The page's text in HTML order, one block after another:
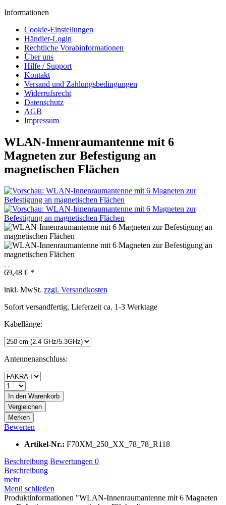
Informationen
Cookie-Einstellungen
Händler-Login
Rechtliche Vorabinformationen
Über uns
Hilfe / Support
Kontakt
Versand und Zahlungsbedingungen
Widerrufsrecht
Datenschutz
AGB
Impressum
WLAN-Innenraumantenne mit 6
Magneten zur Befestigung an
magnetischen Flächen
69,48 € *
inkl. MwSt. zzgl. Versandkosten
Sofort versandfertig, Lieferzeit ca. 1-3 Werktage
Kabellänge:
Antennenanschluss:
In den Warenkorb
Vergleichen
Merken
Bewerten
Artikel-Nr.: F70XM_250_XX_78_78_R118
Beschreibung Bewertungen 0
Beschreibung
mehr
Menü schließen
Produktinformationen "WLAN-Innenraumantenne mit 6 Magneten